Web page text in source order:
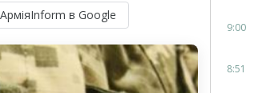
в Google
9:00
8:51